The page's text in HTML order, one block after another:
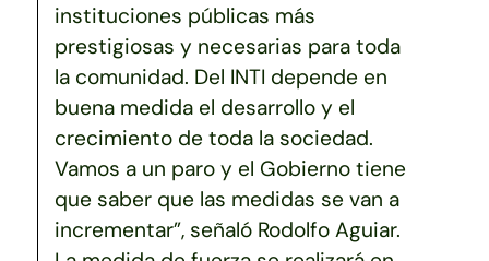
instituciones públicas más
prestigiosas y necesarias para toda
la comunidad. Del INTI depende en
buena medida el desarrollo y el
crecimiento de toda la sociedad.
Vamos a un paro y el Gobierno tiene
que saber que las medidas se van a
incrementar”, señaló Rodolfo Aguiar.